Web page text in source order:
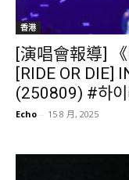
香港
[演唱會報導]
[RIDE OR DIE]
(250809) #하이
Echo - 15 8 月, 2025